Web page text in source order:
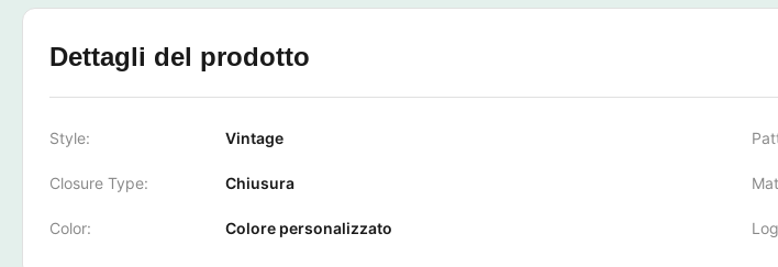
Dettagli del prodotto
Style: Vintage
Closure Type: Chiusura
Color: Colore personalizzato